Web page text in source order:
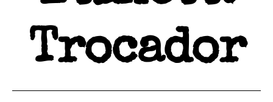
Trocador